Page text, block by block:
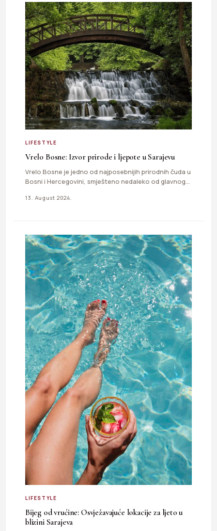
LIFESTYLE
Vrelo Bosne: Izvor prirode i ljepote u Sarajevu
Vrelo Bosne je jedno od najposebnijih prirodnih čuda u
Bosni i Hercegovini, smješteno nedaleko od glavnog
13. August 2024.
LIFESTYLE
Bijeg od vrućine: Osvježavajuće lokacije za ljeto u
blizini Sarajeva